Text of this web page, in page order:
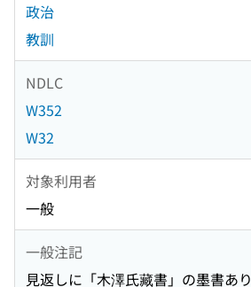
政治
教訓
NDLC
W352
W32
対象利用者
一般
一般注記
見返しに「木澤氏藏書」の墨書あり